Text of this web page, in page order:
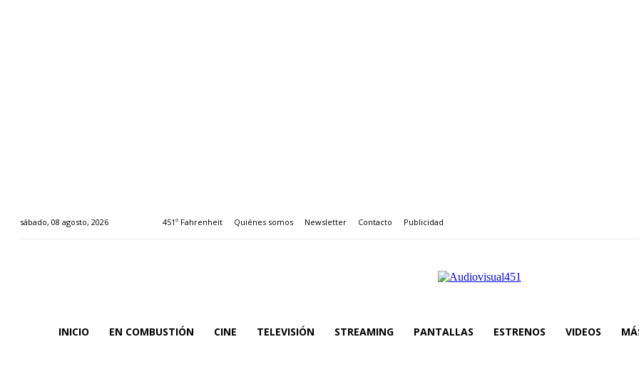
sábado, 08 agosto, 2026 451º Fahrenheit Quiénes somos Newsletter Contacto Publicidad
INICIO EN COMBUSTIÓN CINE TELEVISIÓN STREAMING PANTALLAS ESTRENOS VIDEOS